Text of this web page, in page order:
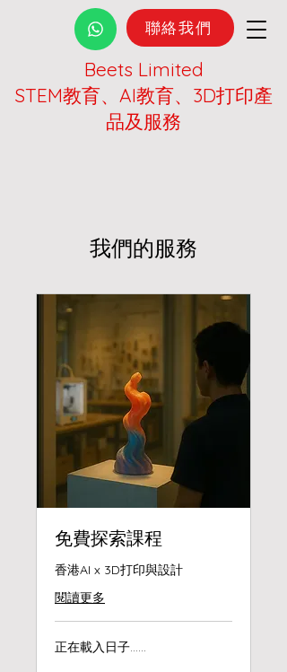
Beets Limited
STEM教育、AI教育、3D打印產
品及服務
聯絡我們
我們的服務
免費探索課程
香港AI x 3D打印與設計
閱讀更多
正在載入日子......